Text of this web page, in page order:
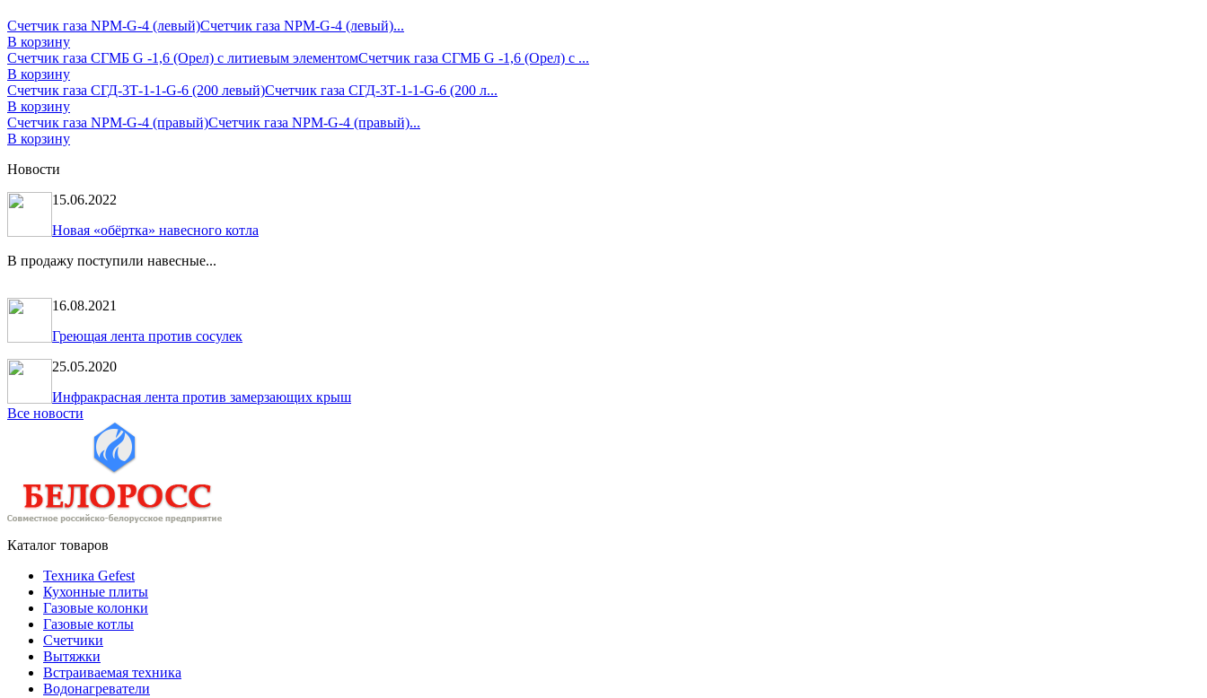
Счетчик газа NPM-G-4 (левый)Счетчик газа NPM-G-4 (левый)...
В корзину
Счетчик газа СГМБ G -1,6 (Орел) с литиевым элементомСчетчик газа СГМБ G -1,6 (Орел) с ...
В корзину
Счетчик газа СГД-3Т-1-1-G-6 (200 левый)Счетчик газа СГД-3Т-1-1-G-6 (200 л...
В корзину
Счетчик газа NPM-G-4 (правый)Счетчик газа NPM-G-4 (правый)...
В корзину
Новости
15.06.2022
Новая «обёртка» навесного котла
В продажу поступили навесные...
16.08.2021
Греющая лента против сосулек
25.05.2020
Инфракрасная лента против замерзающих крыш
Все новости
Каталог товаров
Техника Gefest
Кухонные плиты
Газовые колонки
Газовые котлы
Счетчики
Вытяжки
Встраиваемая техника
Водонагреватели